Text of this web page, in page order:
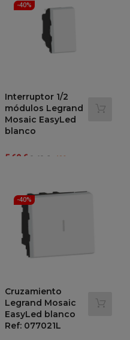
-40%
Interruptor 1/2
módulos Legrand
Mosaic EasyLed
blanco
Precio
5,69 € Precio
9,49 € -40%
-40%
Cruzamiento
Legrand Mosaic
EasyLed blanco
Ref: 077021L